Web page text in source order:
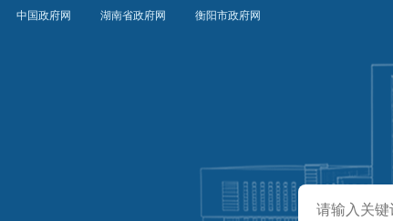
中国政府网 湖南省政府网 衡阳市政府网